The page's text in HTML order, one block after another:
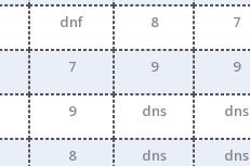
dnf 8 7
7 9 9
9 dns dns
8 dns dns